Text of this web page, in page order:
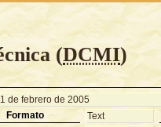
(DCMI)
de febrero de 2005
Formato Text